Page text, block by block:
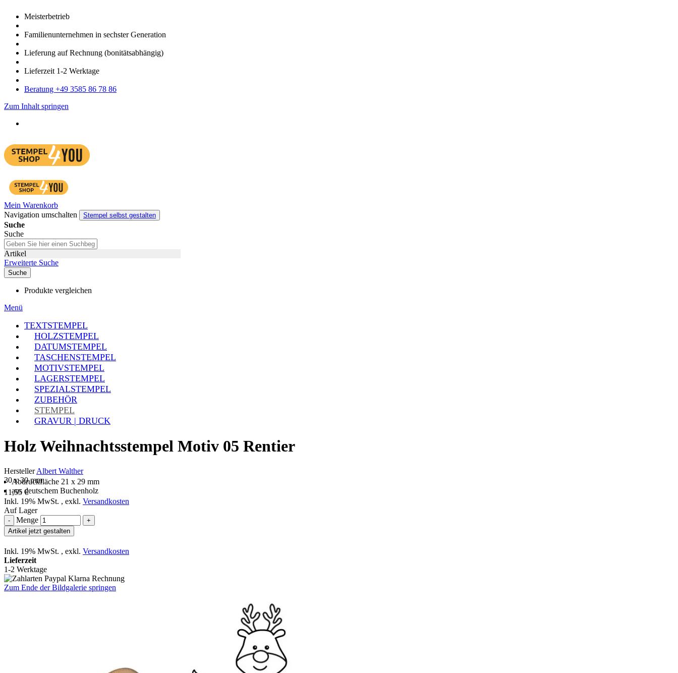
Meister­betrieb
Familien­unter­nehmen in sechster Gene­ration
Lieferung auf Rech­nung (bonitätsabhängig)
Liefer­zeit 1-2 Werk­tage
Bera­tung +49 3585 86 78 86
Zum Inhalt springen
Mein Warenkorb
Navigation umschalten
Stempel selbst gestalten
Suche
Suche
Artikel
Erweiterte Suche
Suche
Produkte vergleichen
Menü
TEXTSTEMPEL
HOLZSTEMPEL
DATUMSTEMPEL
TASCHENSTEMPEL
MOTIVSTEMPEL
LAGERSTEMPEL
SPEZIALSTEMPEL
ZUBEHÖR
STEMPEL
GRAVUR | DRUCK
Holz Weihnachtsstempel Motiv 05 Rentier
HerstellerAlbert Walther
30 x 30 mm
Abdruckfläche 21 x 29 mm
aus deutschem Buchenholz
11,55 €
Inkl. 19% MwSt. , exkl. Versandkosten
Auf Lager
- Menge
+
Artikel jetzt gestalten
Inkl. 19% MwSt. , exkl. Versandkosten
Lieferzeit
1-2 Werktage
Zum Ende der Bildgalerie springen